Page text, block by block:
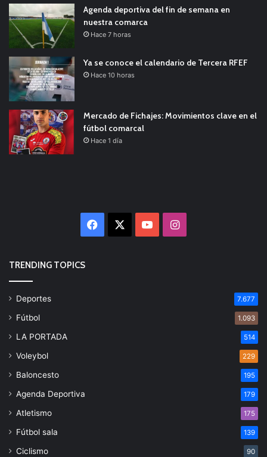
Agenda deportiva del fin de semana en
nuestra comarca
Hace 7 horas
Ya se conoce el calendario de Tercera RFEF
Hace 10 horas
Mercado de Fichajes: Movimientos clave en el
fútbol comarcal
Hace 1 día
Facebook YouTubeInstagram
TRENDING TOPICS
Deportes 7.677
Fútbol 1.093
LA PORTADA 514
Voleybol 229
Baloncesto 195
Agenda Deportiva 179
Atletismo 175
Fútbol sala 139
Ciclismo 90